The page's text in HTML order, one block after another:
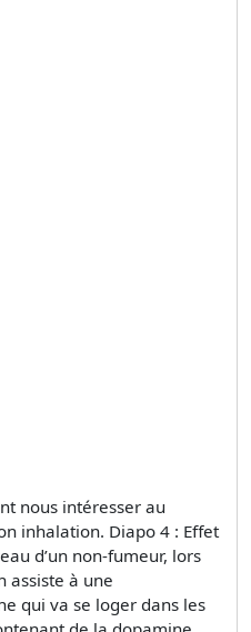
nous intéresser au
inhalation. Diapo 4 : Effet
d’un non-fumeur, lors
assiste à une
qui va se loger dans les